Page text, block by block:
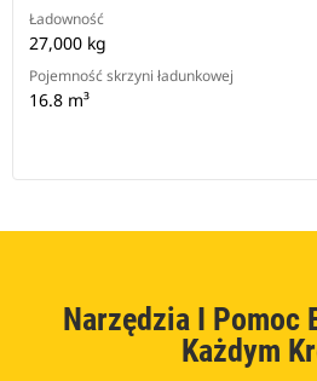
Ładowność
27,000 kg
Pojemność skrzyni ładunkowej
16.8 m³
Narzędzia I Pomoc
Każdym